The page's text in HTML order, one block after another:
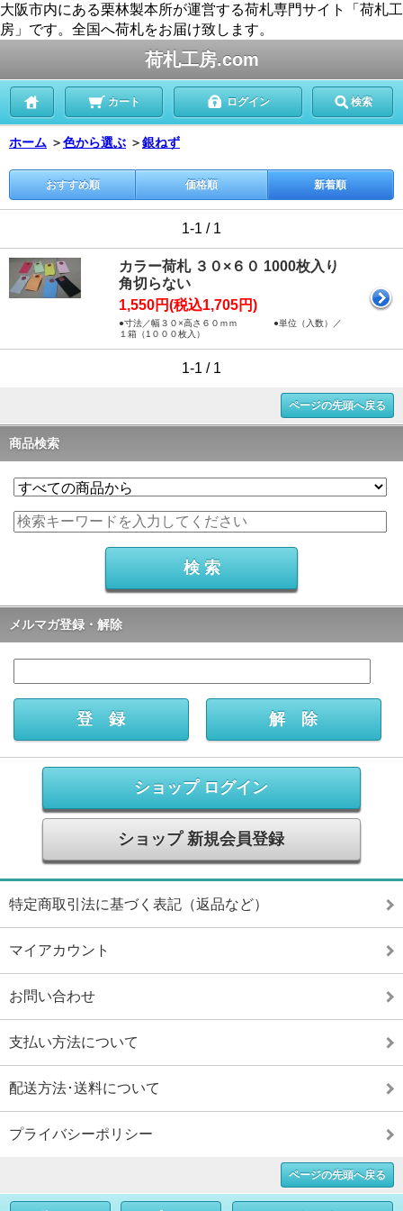
大阪市内にある栗林製本所が運営する荷札専門サイト「荷札工
房」です。全国へ荷札をお届け致します。
荷札工房.com
カート ログイン 検索
ホーム ＞色から選ぶ ＞銀ねず
おすすめ順 価格順 新着順
1-1 / 1
カラー荷札 ３０×６０ 1000枚入り
角切らない
1,550円(税込1,705円)
●寸法／幅３０×高さ６０ｍｍ ●単位（入数）／
１箱（1０００枚入）
1-1 / 1
ページの先頭へ戻る
商品検索
メルマガ登録・解除
ショップ ログイン
ショップ 新規会員登録
特定商取引法に基づく表記（返品など）
マイアカウント
お問い合わせ
支払い方法について
配送方法･送料について
プライバシーポリシー
ページの先頭へ戻る